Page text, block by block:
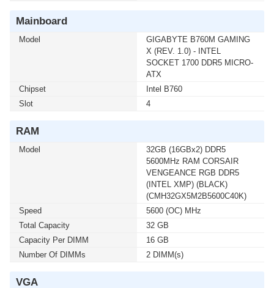
Mainboard
Model
GIGABYTE B760M GAMING
X (REV. 1.0) - INTEL
SOCKET 1700 DDR5 MICRO-
ATX
Chipset
Intel B760
Slot
4
RAM
Model
32GB (16GBx2) DDR5
5600MHz RAM CORSAIR
VENGEANCE RGB DDR5
(INTEL XMP) (BLACK)
(CMH32GX5M2B5600C40K)
Speed
5600 (OC) MHz
Total Capacity
32 GB
Capacity Per DIMM
16 GB
Number Of DIMMs
2 DIMM(s)
VGA